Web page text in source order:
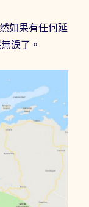
如果有任何延
淚了。